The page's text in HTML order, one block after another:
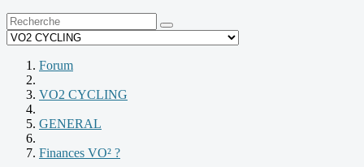
Forum
VO2 CYCLING
GENERAL
Finances VO² ?